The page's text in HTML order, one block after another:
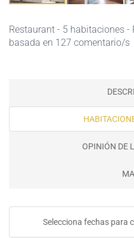
Restaurant - 5 habitaciones -
basada en 127 comentario/s
OPINIÓN DE
Selecciona fechas para